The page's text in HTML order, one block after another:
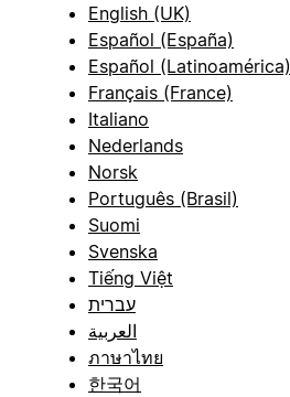
English (UK)
Español (España)
Español (Latinoamérica)
Français (France)
Italiano
Nederlands
Norsk
Português (Brasil)
Suomi
Svenska
Tiếng Việt
עברית
العربية
ภาษาไทย
한국어